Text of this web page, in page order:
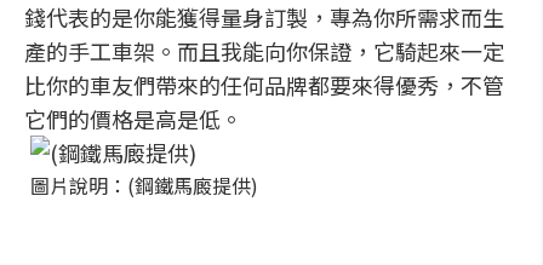
錢代表的是你能獲得量身訂製，專為你所需求而生
產的手工車架。而且我能向你保證，它騎起來一定
比你的車友們帶來的任何品牌都要來得優秀，不管
它們的價格是高是低。
圖片說明：(鋼鐵馬廄提供)